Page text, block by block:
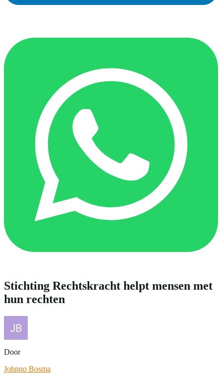
Stichting Rechtskracht helpt mensen met
hun rechten
Door
Johnno Bosma